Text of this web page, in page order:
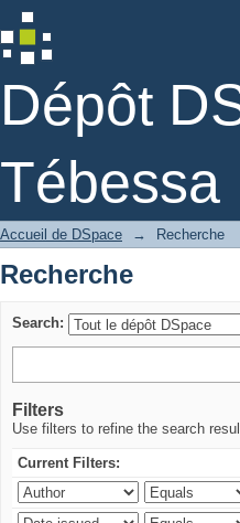
Dépôt
Tébessa
Recherche
Accueil de DSpace → Recherche
Recherche
Search:
Filters
Use filters to refine the search
Current Filters: